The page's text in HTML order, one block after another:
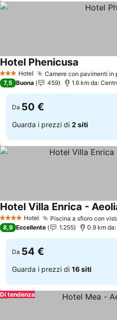
3 StelleHotel Camere con pavimenti in
Hotel Phenicusa
7,5 Buona 459 1.6 km da:
Da 50 €
Guarda i prezzi di 2 siti
4 Stelle Hotel Piscina a sfioro con
Hotel Villa Enrica -
8,9 Eccellente 1.255 0.9 km
Da 54 €
Guarda i prezzi di 16 siti
Di tendenza